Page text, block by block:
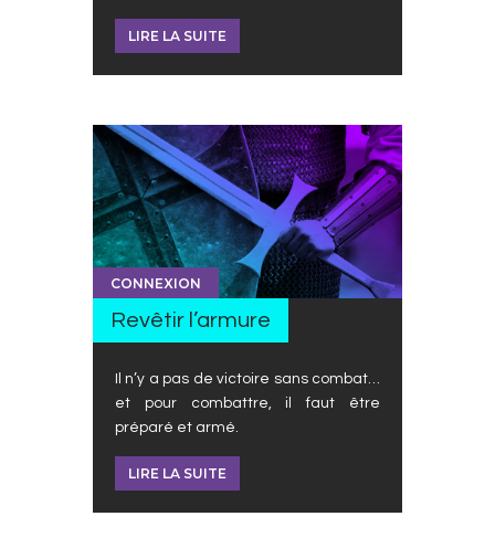
LIRE LA SUITE
CONNEXION
Revêtir l’armure
Il n’y a pas de victoire sans combat…
et pour combattre, il faut être
préparé et armé.
LIRE LA SUITE